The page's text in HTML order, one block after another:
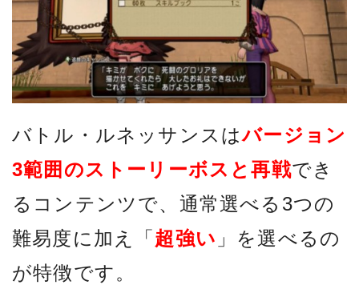
バトル・ルネッサンスはバージョン
3範囲のストーリーボスと再戦でき
るコンテンツで、通常選べる3つの
難易度に加え「 超強い 」を選べるの
が特徴です。